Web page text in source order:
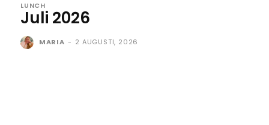
LUNCH
Juli 2026
MARIA - 2 AUGUSTI, 2026